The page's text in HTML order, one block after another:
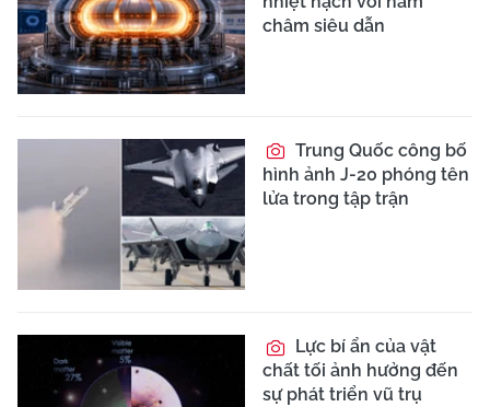
châm siêu dẫn
Trung Quốc công bố
hình ảnh J-20 phóng tên
lửa trong tập trận
Lực bí ẩn của vật
chất tối ảnh hưởng đến
sự phát triển vũ trụ